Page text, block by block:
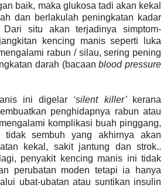
baik, maka glukosa tadi akan kekal
dan berlakulah peningkatan kadar
situ akan terjadinya simptom-
kencing manis seperti luka
rabun / silau, sering pening
darah (bacaanblood pressure
ini digelar ‘silent killer’
kerana
penghidapnya rabun atau
komplikasi buah pinggang,
tidak sembuh yang akhirnya akan
kekal, sakit jantung dan strok..
penyakit kencing manis ini tidak
perubatan moden tetapi ia hanya
ubat-ubatan atau suntikan insulin